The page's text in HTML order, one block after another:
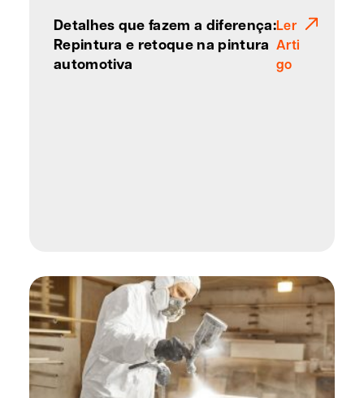
Detalhes que fazem a diferença:
Repintura e retoque na pintura
automotiva
Ler
Arti
go